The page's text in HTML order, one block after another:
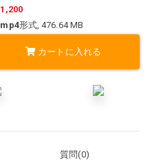
1,200
mp4形式, 476.64 MB
カートに入れる
質問(0)